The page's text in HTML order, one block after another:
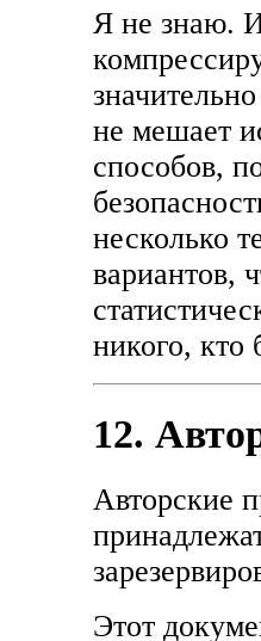
Я не знаю.
не мешает
способов,
несколько
вариантов,
никого, кто
12.
Авторские
Этот